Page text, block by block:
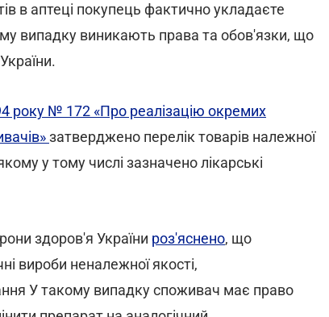
в аптеці покупець фактично укладаєте
випадку виникають права та обов'язки, що
року № 172 «Про реалізацію окремих
затверджено перелік товарів належної
у тому числі зазначено лікарські
здоров'я України роз'яснено, що
вироби неналежної якості,
У такому випадку споживач має право